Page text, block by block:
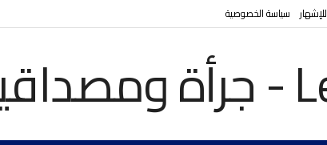
للإشهار سياسة الخصوصية